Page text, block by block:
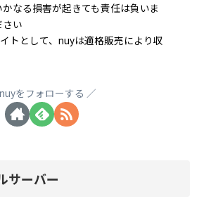
なる損害が起きても責任は負いま
い
トとして、nuyは適格販売により収
nuyをフォローする
サーバー